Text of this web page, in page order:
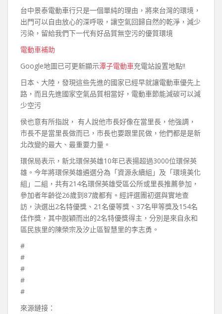
台中景泰電動車行只是一個單純的理由，將來台灣的環境，
出門可以自由放心的深呼吸，讓空氣回歸自然的乾淨，減少
污染，留給我們下一代有好品質無空污的優質環境
電動車補助
Google地圖已可更新顯示潭子電動車充電站設置地點!!
日本、大陸，發現這些先進的國家已經早就讓電動車優先上
路，而且先進國家空氣品質相當好，電動車節能減碳可以減
少空污
侯也意有所指說， 有人說他市長好像在當里長，他強調，
市長不是當里長做而已，市長也要跟里民做，他們都是是新
北改變的最大、最重要力量。
環保局表示，新北環保英雄10年已表揚超過3000位環保英
雄。今年將環保英雄遴選分為「資源永續組」及「環境美化
組」二組，共有214名環保英雄受區公所或里長推薦參加，
參加者年齡從26歲到87歲都有。經評選團初選與實地查
訪，決選出2名特優獎、21名優等獎、37名甲等獎及154名
佳作獎，其中脫穎而出的2名特優獎得主，分別是來自永和
區民族里的陳榮宗及汐止區智慧里的李志勇。
#
#
#
#
#
來源鏈接：